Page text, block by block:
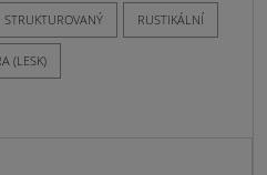
STRUKTUROVANÝ RUSTIKÁLNÍ
(LESK)